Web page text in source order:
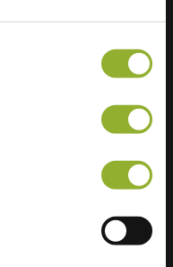
2 of 2 available